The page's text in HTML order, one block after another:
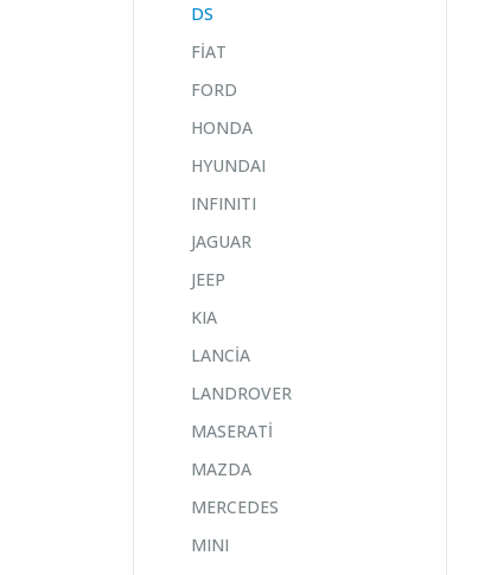
DS
FİAT
FORD
HONDA
HYUNDAI
INFINITI
JAGUAR
JEEP
KIA
LANCİA
LANDROVER
MASERATİ
MAZDA
MERCEDES
MINI